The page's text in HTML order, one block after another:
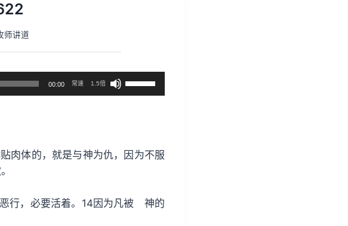
师讲道
00:00 常速 1.5倍
使
用
箭
来
肉体的，就是与神为仇，因为不服
行，必要活着。14因为凡被 神的